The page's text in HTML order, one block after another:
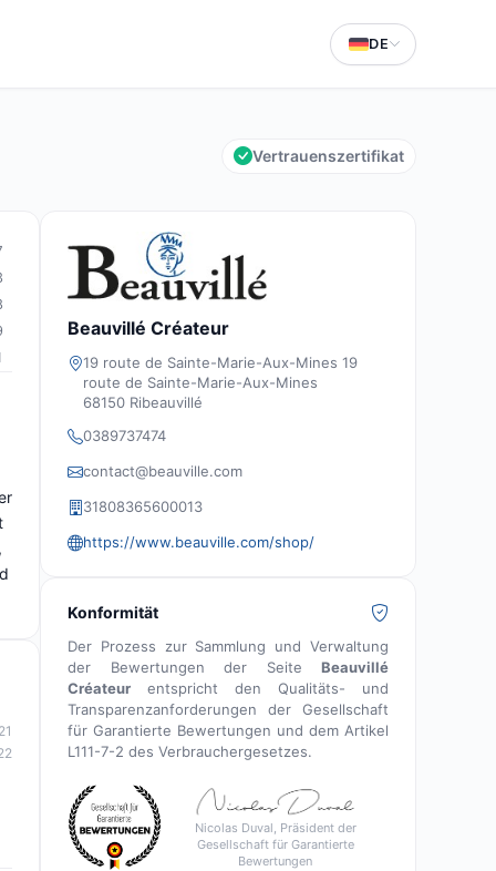
DE
Vertrauenszertifikat
Beauvillé Créateur
19 route de Sainte-Marie-Aux-Mines 19
route de Sainte-Marie-Aux-Mines
68150 Ribeauvillé
0389737474
contact@beauville.com
31808365600013
https://www.beauville.com/shop/
Konformität
Der Prozess zur Sammlung und Verwaltung
der Bewertungen der Seite Beauvillé
Créateur entspricht den Qualitäts- und
Transparenzanforderungen der Gesellschaft
für Garantierte Bewertungen und dem Artikel
L111-7-2 des Verbrauchergesetzes.
Nicolas Duval, Präsident der
Gesellschaft für Garantierte
Bewertungen